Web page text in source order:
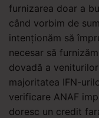
furnizarea doar a
când vorbim de
intenționăm să
necesar să
dovadă a
majoritatea IFN-
verificare ANAF
doresc un credit